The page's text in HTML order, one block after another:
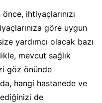
ihtiyaçlarınızı
göre uygun
yardımcı olacak bazı
mevcut sağlık
göz önünde
hangi hastanede ve
de